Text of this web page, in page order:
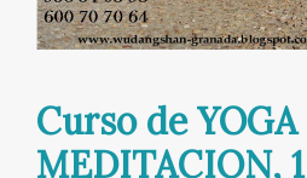
2011
Curso de
MEDITACION,